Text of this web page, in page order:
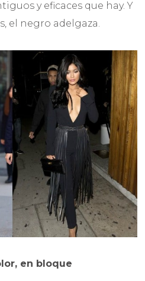
y eficaces que hay. Y
el negro adelgaza.
en bloque